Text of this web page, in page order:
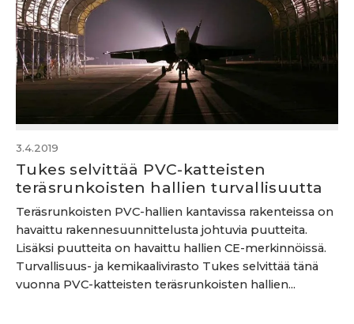
3.4.2019
Tukes selvittää PVC-katteisten
teräsrunkoisten hallien turvallisuutta
Teräsrunkoisten PVC-hallien kantavissa rakenteissa on
havaittu rakennesuunnittelusta johtuvia puutteita.
Lisäksi puutteita on havaittu hallien CE-merkinnöissä.
Turvallisuus- ja kemikaalivirasto Tukes selvittää tänä
vuonna PVC-katteisten teräsrunkoisten hallien...